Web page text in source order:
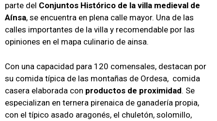
parte del Conjuntos Histórico de la villa medieval de
Aínsa, se encuentra en plena calle mayor. Una de las
calles importantes de la villa y recomendable por las
opiniones en el mapa culinario de ainsa.
Con una capacidad para 120 comensales, destacan por
su comida típica de las montañas de Ordesa, comida
casera elaborada con productos de proximidad. Se
especializan en ternera pirenaica de ganadería propia,
con el típico asado aragonés, el chuletón, solomillo,